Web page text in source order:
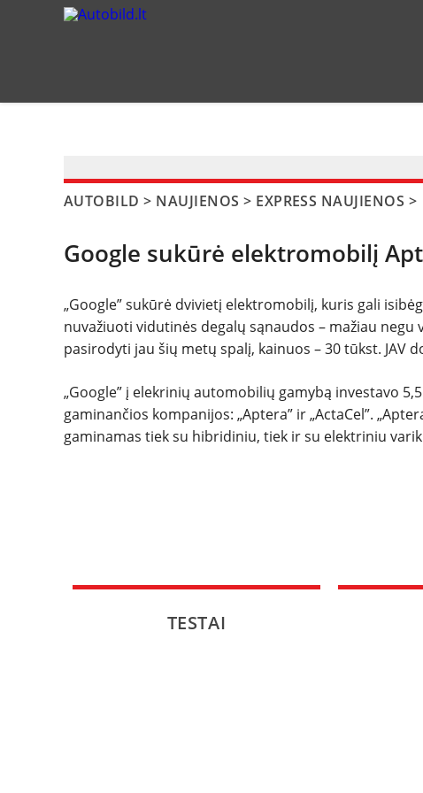
AUTOBILD > NAUJIENOS > EXPRESS NAUJIENOS >
Google sukūrė elektromobilį
„Google” sukūrė dvivietį elektromobilį, kuris gali
nuvažiuoti vidutinės degalų sąnaudos – mažiau
pasirodyti jau šių metų spalį, kainuos – 30 tūkst. JAV
„Google” į elekrinių automobilių gamybą investavo
gaminančios kompanijos: „Aptera” ir „ActaCel”.
gaminamas tiek su hibridiniu, tiek ir su elektriniu
TESTAI